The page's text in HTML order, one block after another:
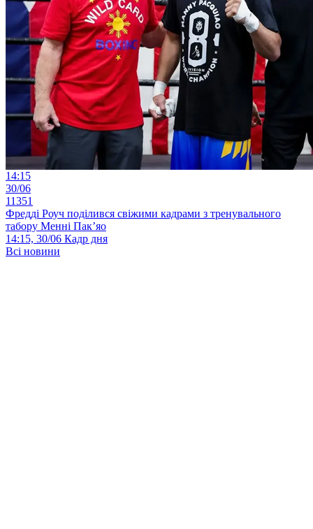
14:15
30/06
11351
Фредді Роуч поділився свіжими кадрами з тренувального
табору Менні Пак’яо
14:15, 30/06 Кадр дня
Всі новини